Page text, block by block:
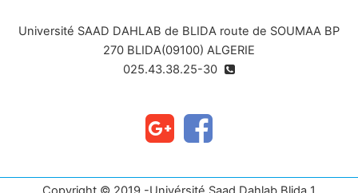
Université SAAD DAHLAB de BLIDA route de SOUMAA BP
270 BLIDA(09100) ALGERIE